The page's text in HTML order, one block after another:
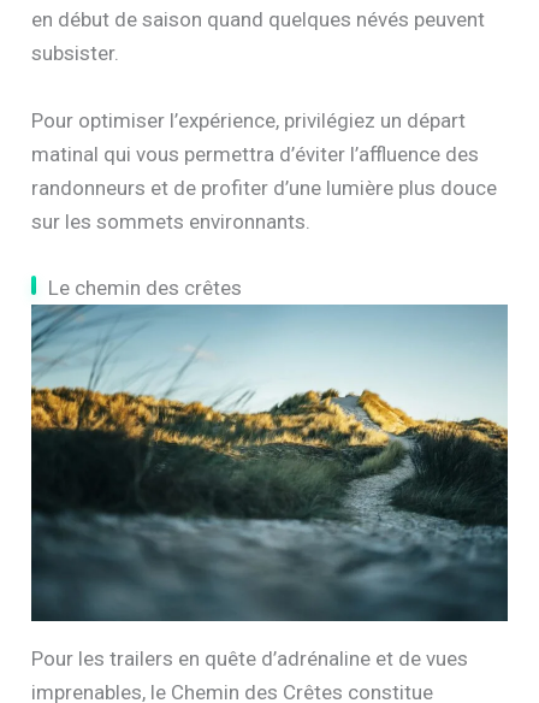
en début de saison quand quelques névés peuvent
subsister.
Pour optimiser l’expérience, privilégiez un départ
matinal qui vous permettra d’éviter l’affluence des
randonneurs et de profiter d’une lumière plus douce
sur les sommets environnants.
Le chemin des crêtes
Pour les trailers en quête d’adrénaline et de vues
imprenables, le Chemin des Crêtes constitue